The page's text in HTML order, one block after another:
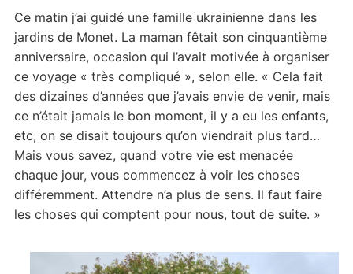
Ce matin j’ai guidé une famille ukrainienne dans les
jardins de Monet. La maman fêtait son cinquantième
anniversaire, occasion qui l’avait motivée à organiser
ce voyage « très compliqué », selon elle. « Cela fait
des dizaines d’années que j’avais envie de venir, mais
ce n’était jamais le bon moment, il y a eu les enfants,
etc, on se disait toujours qu’on viendrait plus tard…
Mais vous savez, quand votre vie est menacée
chaque jour, vous commencez à voir les choses
différemment. Attendre n’a plus de sens. Il faut faire
les choses qui comptent pour nous, tout de suite. »